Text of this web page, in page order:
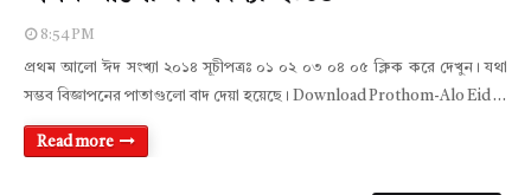
8:54 PM
প্রথম আলো ঈদ সংখ্যা ২০১৪ সূচীপত্রঃ ০১ ০২ ০৩ ০৪ ০৫ ক্লিক করে দেখুন। যথা
সম্ভব বিজ্ঞাপনের পাতাগুলো বাদ দেয়া হয়েছে। Download Prothom-Alo Eid …
Read more